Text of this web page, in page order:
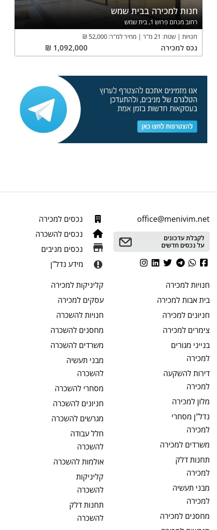
חנות למכירה בבית שמש
רחוב מנחם פרוש 1, בית שמש
חנויות
שטח: 21 מ"ר מחיר למ"ר: 52,000
₪
נכס למכירה 1,092,000
₪
office@menivim.net
לקבלת עדכונים
על נכסים חדשים
נכסים למכירה
נכסים להשכרה
נכסים מניבים
מידע נדל"ן
חנויותלמכירה
בית אבותלמכירה
חניונים למכירה
צימרים למכירה
בנייני מגורים
למכירה
דירות להשקעה
למכירה
מלון למכירה
נדל"ן מסחרי
למכירה
משרדים למכירה
תחנות דלק
למכירה
מבני תעשיה
למכירה
מחסנים למכירה
קליניקותלמכירה
עסקים למכירה
חנויותלהשכרה
מחסנים להשכרה
משרדים להשכרה
מבני תעשיה
להשכרה
מסחרי להשכרה
חניונים להשכרה
מגרשים להשכרה
חלל עבודה
להשכרה
אולמותלהשכרה
קליניקות
להשכרה
תחנות דלק
להשכרה